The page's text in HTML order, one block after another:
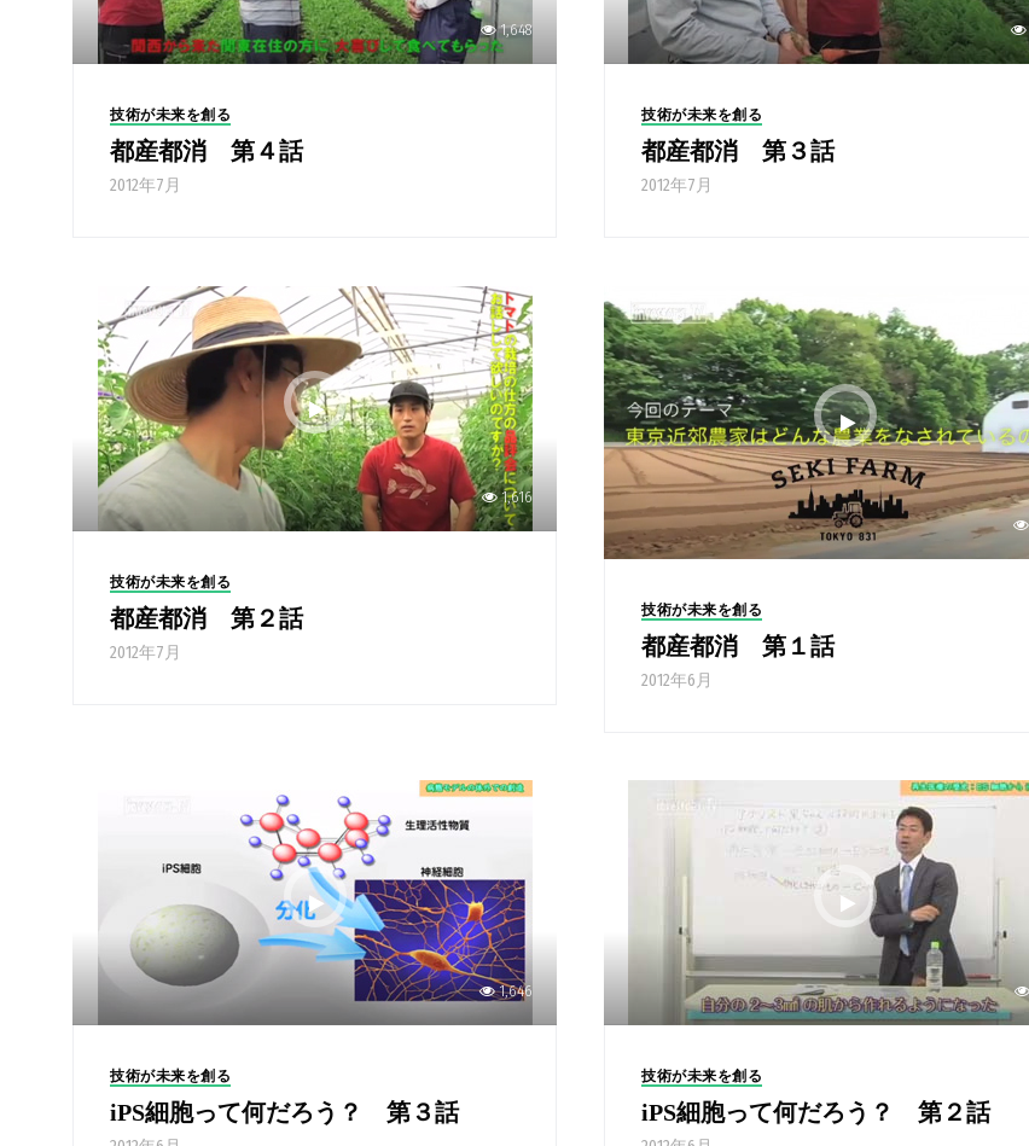
1,648
技術が未来を創る
都産都消 第４話
2012年7月
技術が未来を創る
都産都消 第３話
2012年7月
1,616
技術が未来を創る
都産都消 第２話
2012年7月
技術が未来を創る
都産都消 第１話
2012年6月
1,646
技術が未来を創る
iPS細胞って何だろう？ 第３話
技術が未来を創る
iPS細胞って何だろう？ 第２話